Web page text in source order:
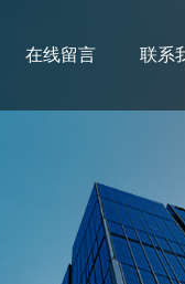
在线留言 联系